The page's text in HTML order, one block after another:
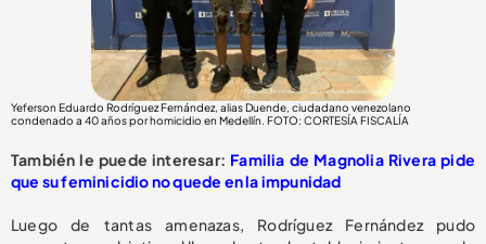
Yeferson Eduardo Rodríguez Fernández, alias Duende, ciudadano venezolano
condenado a 40 años por homicidio en Medellín. FOTO: CORTESÍA FISCALÍA
También le puede interesar: Familia de Magnolia Rivera pide
que su feminicidio no quede en la impunidad
Luego de tantas amenazas, Rodríguez Fernández pudo